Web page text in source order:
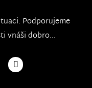
Podporujeme
vnáši dobro...